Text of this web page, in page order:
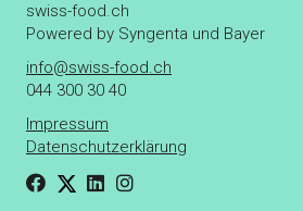
swiss-food.ch
Powered by Syngenta und Bayer
info@swiss-food.ch
044 300 30 40
Impressum
Datenschutzerklärung